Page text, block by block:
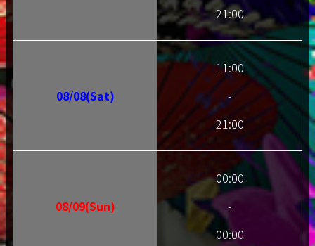
21:00
08/08(Sat)
11:00
-
21:00
08/09(Sun)
00:00
-
00:00